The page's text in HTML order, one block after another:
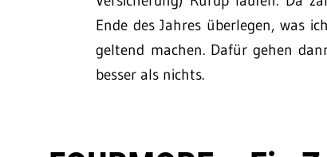
Ende des Jahres überlegen, was
geltend machen. Dafür gehen
besser als nichts.